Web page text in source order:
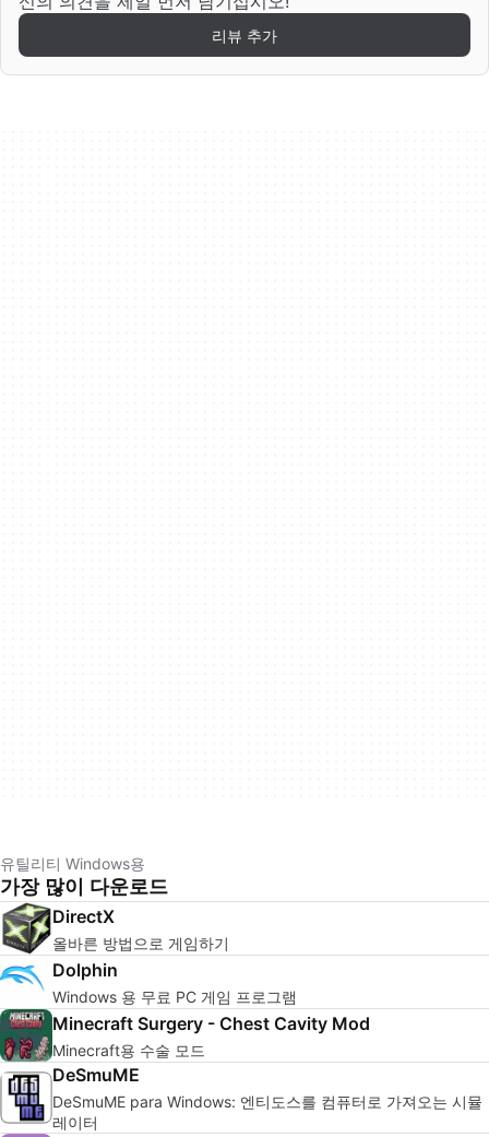
리뷰 추가
유틸리티 Windows용
가장 많이 다운로드
DirectX
올바른 방법으로 게임하기
Dolphin
Windows 용 무료 PC 게임 프로그램
Minecraft Surgery - Chest Cavity Mod
Minecraft용 수술 모드
DeSmuME
DeSmuME para Windows: 엔티도스를 컴퓨터로 가져오는 시뮬
레이터